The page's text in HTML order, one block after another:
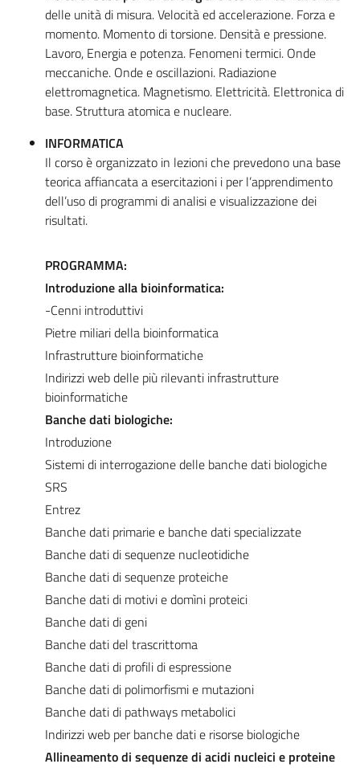
delle unità di misura. Velocità ed accelerazione. Forza e
momento. Momento di torsione. Densità e pressione.
Lavoro, Energia e potenza. Fenomeni termici. Onde
meccaniche. Onde e oscillazioni. Radiazione
elettromagnetica. Magnetismo. Elettricità. Elettronica di
base. Struttura atomica e nucleare.
INFORMATICA
Il corso è organizzato in lezioni che prevedono una base
teorica affiancata a esercitazioni i per l’apprendimento
dell’uso di programmi di analisi e visualizzazione dei
risultati.
PROGRAMMA:
Introduzione alla bioinformatica:
-Cenni introduttivi
Pietre miliari della bioinformatica
Infrastrutture bioinformatiche
Indirizzi web delle più rilevanti infrastrutture
bioinformatiche
Banche dati biologiche:
Introduzione
Sistemi di interrogazione delle banche dati biologiche
SRS
Entrez
Banche dati primarie e banche dati specializzate
Banche dati di sequenze nucleotidiche
Banche dati di sequenze proteiche
Banche dati di motivi e domìni proteici
Banche dati di geni
Banche dati del trascrittoma
Banche dati di profili di espressione
Banche dati di polimorfismi e mutazioni
Banche dati di pathways metabolici
Indirizzi web per banche dati e risorse biologiche
Allineamento di sequenze di acidi nucleici e proteine